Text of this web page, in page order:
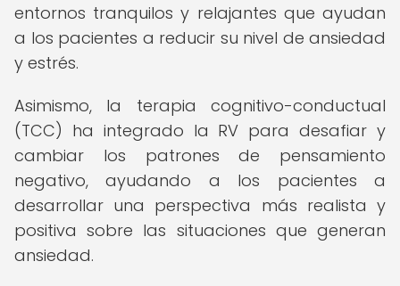
entornos tranquilos y relajantes que ayudan
a los pacientes a reducir su nivel de ansiedad
y estrés.
Asimismo, la terapia cognitivo-conductual
(TCC) ha integrado la RV para desafiar y
cambiar los patrones de pensamiento
negativo, ayudando a los pacientes a
desarrollar una perspectiva más realista y
positiva sobre las situaciones que generan
ansiedad.